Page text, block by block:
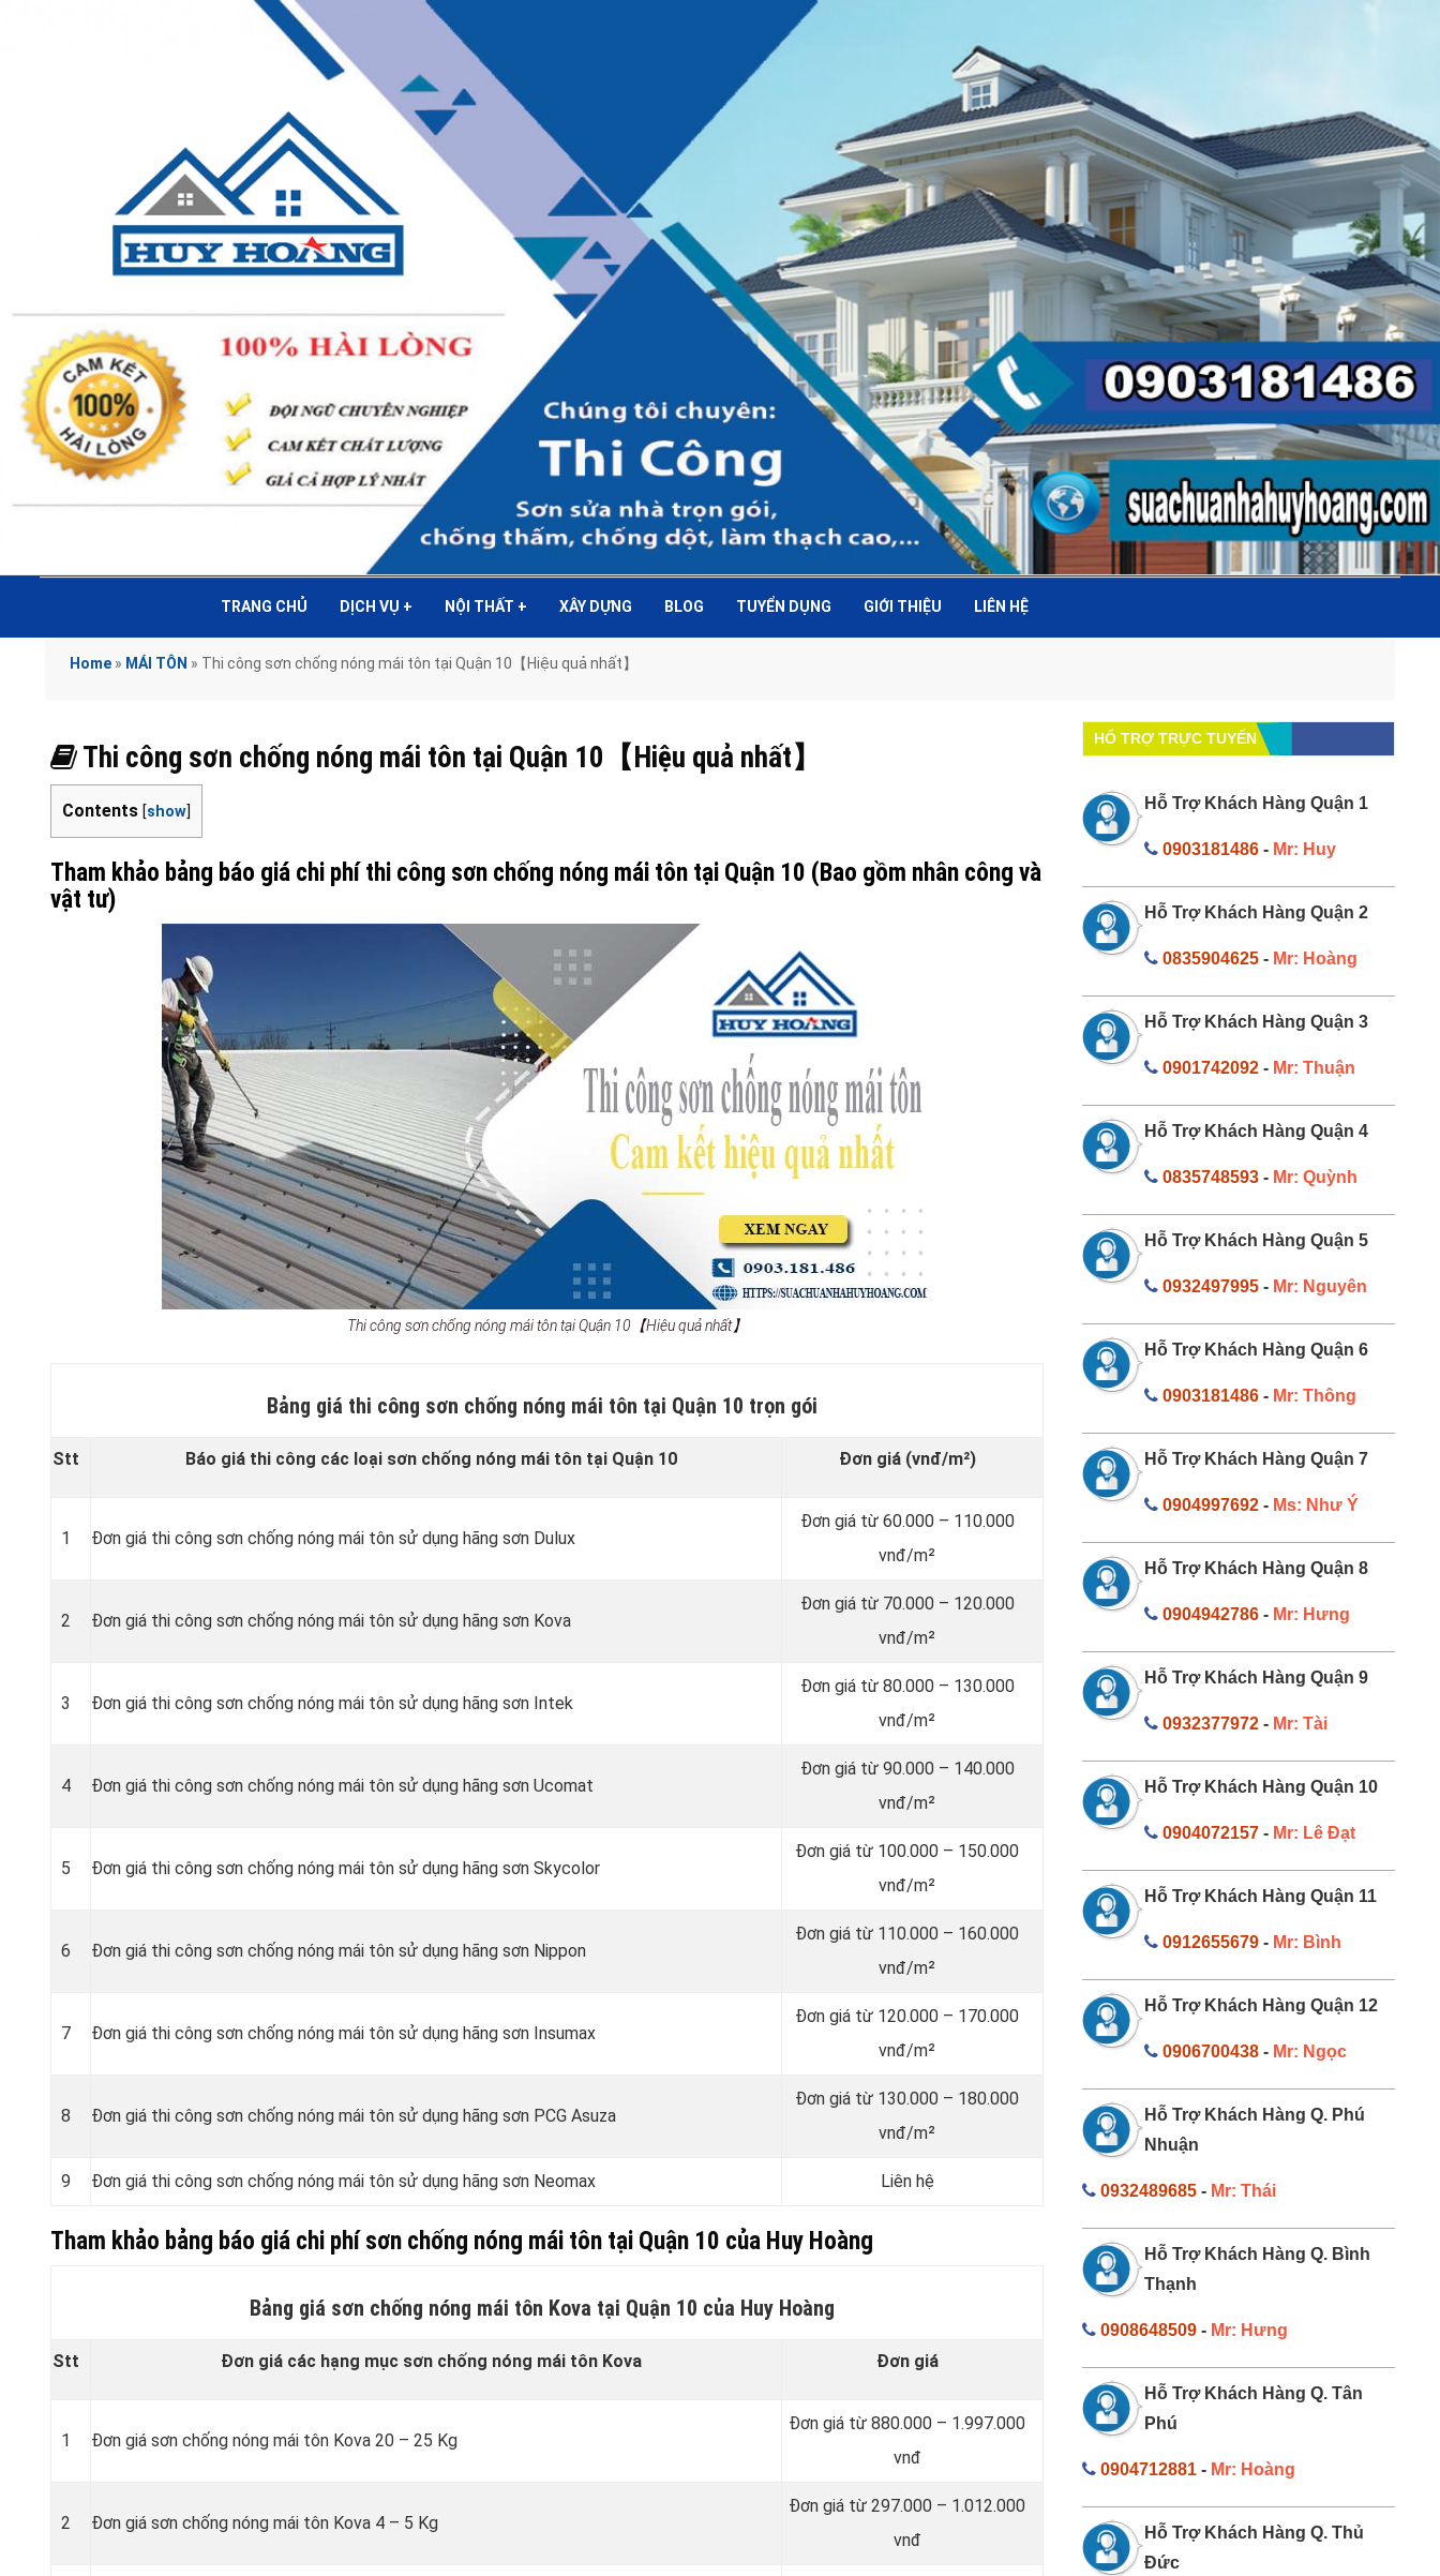
TRANG CHỦ DỊCH VỤ + NỘI THẤT + XÂY DỰNG BLOG TUYỂN DỤNG GIỚI THIỆU LIÊN HỆ
Home » MÁI TÔN » Thi công sơn chống nóng mái tôn tại Quận 10【Hiệu quả nhất】
Thi công sơn chống nóng mái tôn tại Quận 10【Hiệu quả nhất】
Contents [show]
Tham khảo bảng báo giá chi phí thi công sơn chống nóng mái tôn tại Quận 10 (Bao gồm nhân công và
vật tư)
Thi công sơn chống nóng mái tôn tại Quận 10【Hiệu quả nhất】
Bảng giá thi công sơn chống nóng mái tôn tại Quận 10 trọn gói
Stt Báo giá thi công các loại sơn chống nóng mái tôn tại Quận 10 Đơn giá (vnđ/m²)
1 Đơn giá thi công sơn chống nóng mái tôn sử dụng hãng sơn Dulux
Đơn giá từ 60.000 – 110.000
vnđ/m²
2 Đơn giá thi công sơn chống nóng mái tôn sử dụng hãng sơn Kova
Đơn giá từ 70.000 – 120.000
vnđ/m²
3 Đơn giá thi công sơn chống nóng mái tôn sử dụng hãng sơn Intek
Đơn giá từ 80.000 – 130.000
vnđ/m²
4 Đơn giá thi công sơn chống nóng mái tôn sử dụng hãng sơn Ucomat
Đơn giá từ 90.000 – 140.000
vnđ/m²
5 Đơn giá thi công sơn chống nóng mái tôn sử dụng hãng sơn Skycolor
Đơn giá từ 100.000 – 150.000
vnđ/m²
6 Đơn giá thi công sơn chống nóng mái tôn sử dụng hãng sơn Nippon
Đơn giá từ 110.000 – 160.000
vnđ/m²
7 Đơn giá thi công sơn chống nóng mái tôn sử dụng hãng sơn Insumax
Đơn giá từ 120.000 – 170.000
vnđ/m²
8 Đơn giá thi công sơn chống nóng mái tôn sử dụng hãng sơn PCG Asuza
Đơn giá từ 130.000 – 180.000
vnđ/m²
9 Đơn giá thi công sơn chống nóng mái tôn sử dụng hãng sơn Neomax Liên hệ
Tham khảo bảng báo giá chi phí sơn chống nóng mái tôn tại Quận 10 của Huy Hoàng
Bảng giá sơn chống nóng mái tôn Kova tại Quận 10 của Huy Hoàng
Stt Đơn giá các hạng mục sơn chống nóng mái tôn Kova Đơn giá
1 Đơn giá sơn chống nóng mái tôn Kova 20 – 25 Kg
Đơn giá từ 880.000 – 1.997.000
vnđ
2 Đơn giá sơn chống nóng mái tôn Kova 4 – 5 Kg
Đơn giá từ 297.000 – 1.012.000
vnđ
HỔ TRỢ TRỰC TUYẾN
Hỗ Trợ Khách Hàng Quận 1
0903181486 - Mr: Huy
Hỗ Trợ Khách Hàng Quận 2
0835904625 - Mr: Hoàng
Hỗ Trợ Khách Hàng Quận 3
0901742092 - Mr: Thuận
Hỗ Trợ Khách Hàng Quận 4
0835748593 - Mr: Quỳnh
Hỗ Trợ Khách Hàng Quận 5
0932497995 - Mr: Nguyên
Hỗ Trợ Khách Hàng Quận 6
0903181486 - Mr: Thông
Hỗ Trợ Khách Hàng Quận 7
0904997692 - Ms: Như Ý
Hỗ Trợ Khách Hàng Quận 8
0904942786 - Mr: Hưng
Hỗ Trợ Khách Hàng Quận 9
0932377972 - Mr: Tài
Hỗ Trợ Khách Hàng Quận 10
0904072157 - Mr: Lê Đạt
Hỗ Trợ Khách Hàng Quận 11
0912655679 - Mr: Bình
Hỗ Trợ Khách Hàng Quận 12
0906700438 - Mr: Ngọc
Hỗ Trợ Khách Hàng Q. Phú
Nhuận
0932489685- Mr: Thái
Hỗ Trợ Khách Hàng Q. Bình
Thạnh
0908648509- Mr: Hưng
Hỗ Trợ Khách Hàng Q. Tân
Phú
0904712881- Mr: Hoàng
Hỗ Trợ Khách Hàng Q. Thủ
Đức